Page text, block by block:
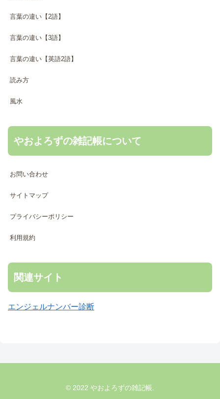
言葉の違い【2語】
言葉の違い【3語】
言葉の違い【英語2語】
読み方
風水
やおよろずの雑記帳について
お問い合わせ
サイトマップ
プライバシーポリシー
利用規約
関連サイト
エンジェルナンバー診断
© 2022 やおよろずの雑記帳.